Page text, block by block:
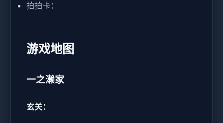
拍拍卡：
游戏地图
一之濑家
玄关：